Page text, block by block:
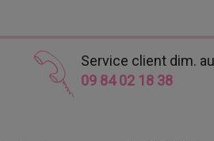
Service client dim.
09 84 02 18 38